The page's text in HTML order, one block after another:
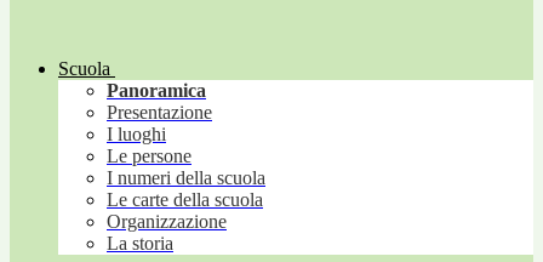
Scuola
Panoramica
Presentazione
I luoghi
Le persone
I numeri della scuola
Le carte della scuola
Organizzazione
La storia